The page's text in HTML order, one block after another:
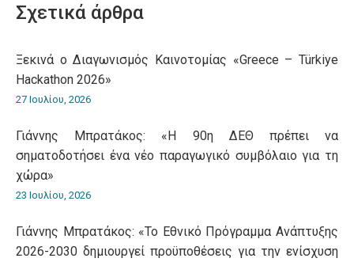
Σχετικά άρθρα
Ξεκινά ο Διαγωνισμός Καινοτομίας «Greece – Türkiye
Hackathon 2026»
27 Ιουλίου, 2026
Γιάννης Μπρατάκος: «Η 90η ΔΕΘ πρέπει να
σηματοδοτήσει ένα νέο παραγωγικό συμβόλαιο για τη
χώρα»
23 Ιουλίου, 2026
Γιάννης Μπρατάκος: «Το Εθνικό Πρόγραμμα Ανάπτυξης
2026-2030 δημιουργεί προϋποθέσεις για την ενίσχυση